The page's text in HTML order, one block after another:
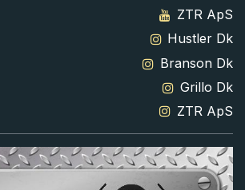
ZTR ApS
Hustler Dk
Branson Dk
Grillo Dk
ZTR ApS